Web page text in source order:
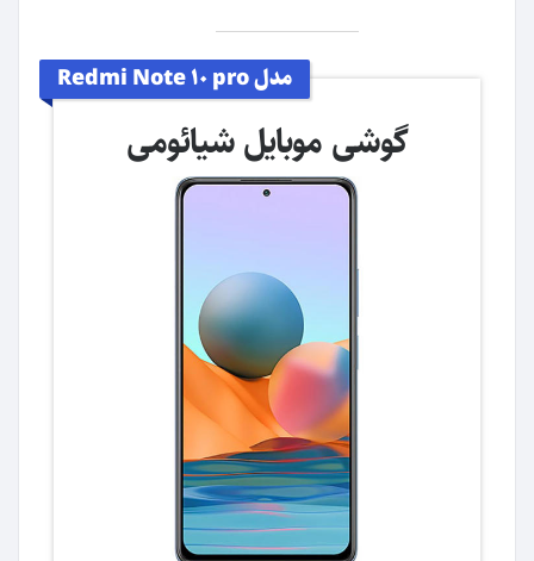
مدل Redmi Note 10 pro
گوشی موبایل شیائومی